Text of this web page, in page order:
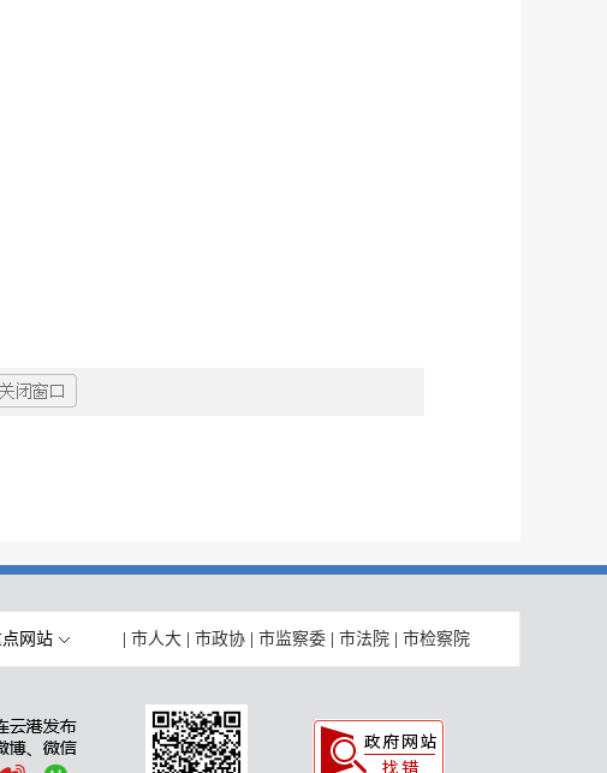
网站 市人大 市政协 市监察委 市法院 市检察院